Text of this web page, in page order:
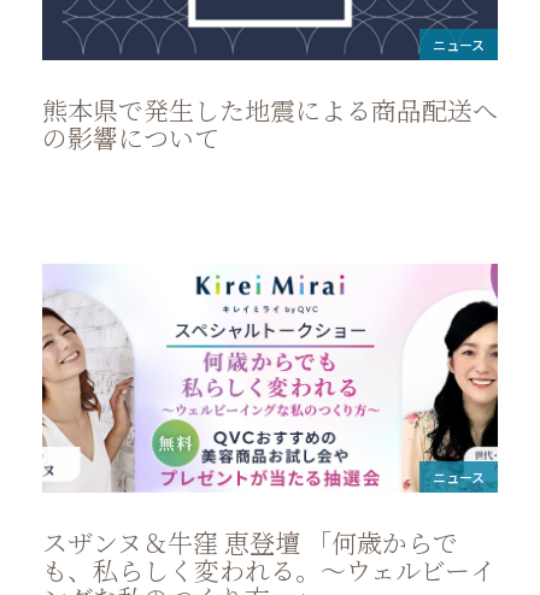
ニュース
熊本県で発生した地震による商品配送へ
の影響について
ニュース
スザンヌ＆牛窪 恵登壇 「何歳からで
も、私らしく変われる。～ウェルビーイ